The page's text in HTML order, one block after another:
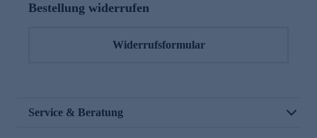
Bestellung widerrufen
Widerrufsformular
Service & Beratung